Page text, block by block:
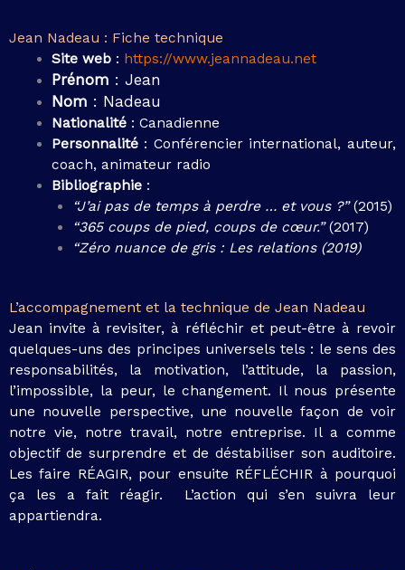
Jean Nadeau : Fiche technique
Site web: https://www.jeannadeau.net
Prénom : Jean
Nom : Nadeau
Nationalité: Canadienne
Personnalité: Conférencier international, auteur,
coach, animateur radio
Bibliographie:
“J’ai pas de temps à perdre … et vous ?”(2015)
“365 coups de pied, coups de cœur.”(2017)
“Zéro nuance de gris : Les relations (2019)
L’accompagnement et la technique de Jean Nadeau
Jean invite à revisiter, à réfléchir et peut-être à revoir
quelques-uns des principes universels tels : le sens des
responsabilités, la motivation, l’attitude, la passion,
l’impossible, la peur, le changement. Il nous présente
une nouvelle perspective, une nouvelle façon de voir
notre vie, notre travail, notre entreprise. Il a comme
objectif de surprendre et de déstabiliser son auditoire.
Les faire RÉAGIR, pour ensuite RÉFLÉCHIR à pourquoi
ça les a fait réagir.
L’action qui s’en suivra leur
appartiendra.